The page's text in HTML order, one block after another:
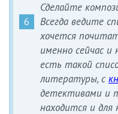
Сделайте
Всегда ведите
хочется
именно сейчас
есть такой
литературы, с
детективами и
находится и для